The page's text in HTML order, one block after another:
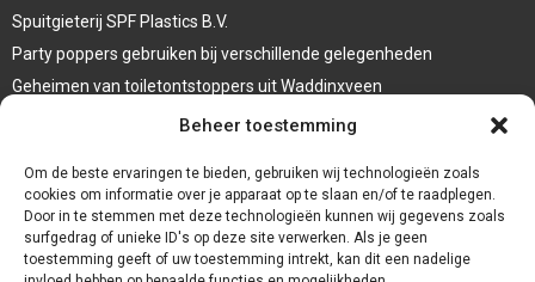
Beheer toestemming
Om de beste ervaringen te bieden, gebruiken wij technologieën zoals
cookies om informatie over je apparaat op te slaan en/of te raadplegen.
Door in te stemmen met deze technologieën kunnen wij gegevens zoals
surfgedrag of unieke ID's op deze site verwerken. Als je geen
toestemming geeft of uw toestemming intrekt, kan dit een nadelige
Spuitgieterij SPF Plastics B.V.
Party poppers gebruiken bij verschillende gelegenheden
Geheimen van toiletontstoppers uit Waddinxveen
Vormen van terrasaankleding